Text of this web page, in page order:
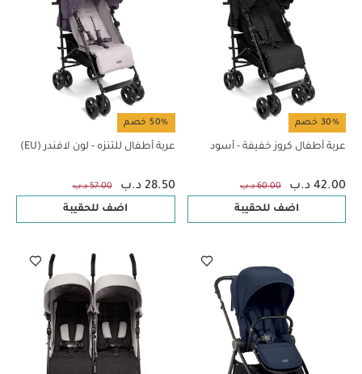
30% خصم
عربة أطفال كروز خفيفة - أسود
42.00 د.ب 60.00 د.ب
اضف للحقيبة
50% خصم
عربة أطفال للتنزه - لون لافندر (EU)
28.50 د.ب 57.00 د.ب
اضف للحقيبة